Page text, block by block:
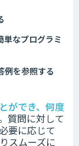
単なプログラミ
例を参照する
ができ、何度
質問に対して
要に応じて
スムーズに